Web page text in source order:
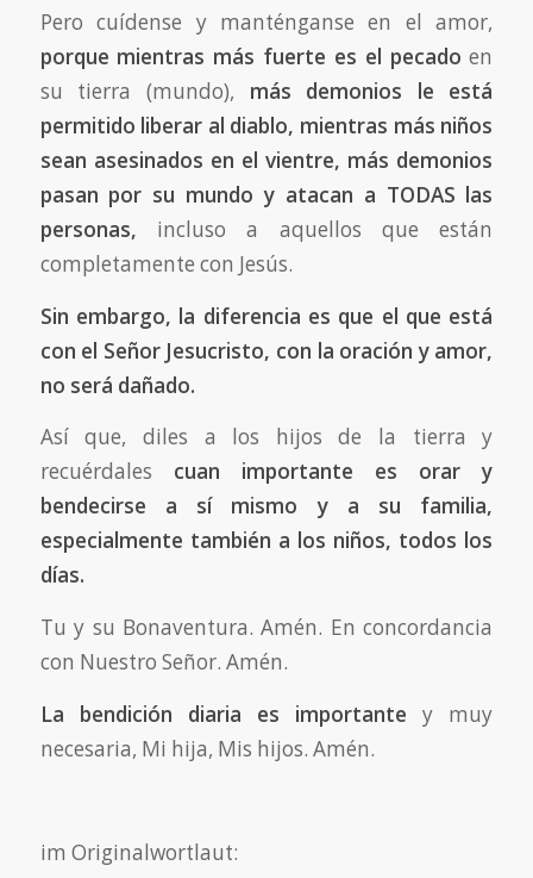
Pero cuídense y manténganse en el amor,
porque mientras más fuerte es el pecado en
su tierra (mundo), más demonios le está
permitido liberar al diablo, mientras más niños
sean asesinados en el vientre, más demonios
pasan por su mundo y atacan a TODAS las
personas, incluso a aquellos que están
completamente con Jesús.
Sin embargo, la diferencia es que el que está
con el Señor Jesucristo, con la oración y amor,
no será dañado.
Así que, diles a los hijos de la tierra y
recuérdales cuan importante es orar y
bendecirse a sí mismo y a su familia,
especialmente también a los niños, todos los
días.
Tu y su Bonaventura. Amén. En concordancia
con Nuestro Señor. Amén.
La bendición diaria es importantey muy
necesaria, Mi hija, Mis hijos. Amén.
im Originalwortlaut: